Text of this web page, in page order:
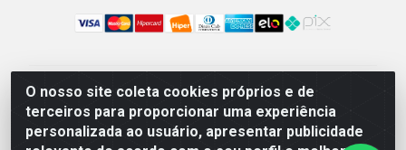
O nosso site coleta cookies próprios e de
terceiros para proporcionar uma experiência
personalizada ao usuário, apresentar publicidade
ARMAZEM DOS COSMETICOS DISTRIBUIDORA LTDA -
Av.Transnordestina, 2222 - Parque Ipê, Feira de
Santana/BA - CEP 44.054-008 - CNPJ 07.246.802/0001-